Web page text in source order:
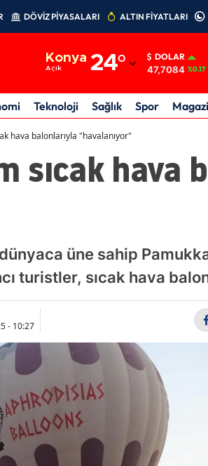
DÖVİZ PİYASALARI ALTIN FİYATLARI
Konya
Açık 24°
Adıyaman
Afyonkarahisar
Amasya
Ankara
Aydın
Balıkesir
Bingöl
Bitlis
Bolu
Burdur
DOLAR
47,7084 %0.17
Teknoloji Sağlık Spor
hava balonlarıyla "havalanıyor"
sıcak hava
üne sahip
turistler, sıcak hava
- 10:27